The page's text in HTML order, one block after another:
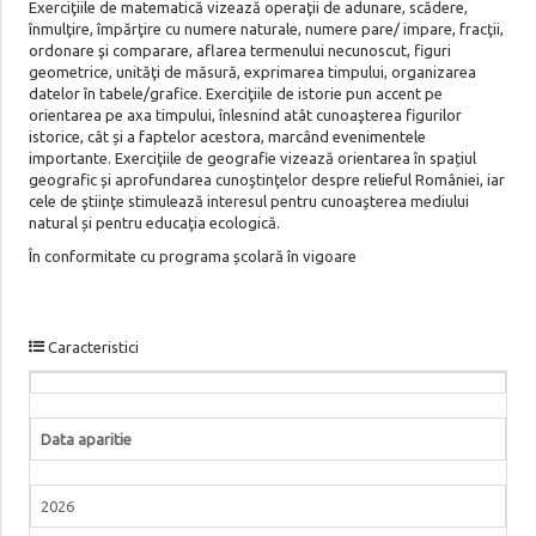
Exerciţiile de matematică vizează operaţii de adunare, scădere,
înmulţire, împărţire cu numere naturale, numere pare/ impare, fracţii,
ordonare şi comparare, aflarea termenului necunoscut, figuri
geometrice, unităţi de măsură, exprimarea timpului, organizarea
datelor în tabele/grafice. Exerciţiile de istorie pun accent pe
orientarea pe axa timpului, înlesnind atât cunoaşterea figurilor
istorice, cât și a faptelor acestora, marcând evenimentele
importante. Exerciţiile de geografie vizează orientarea în spațiul
geografic și aprofundarea cunoştinţelor despre relieful României, iar
cele de ştiinţe stimulează interesul pentru cunoaşterea mediului
natural și pentru educaţia ecologică.
În conformitate cu programa școlară în vigoare
Caracteristici
Data aparitie
2026